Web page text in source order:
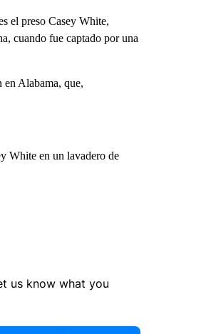
el preso Casey White,
cuando fue captado por una
en Alabama, que,
White en un lavadero de
us know what you